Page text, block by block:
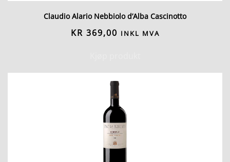
Claudio Alario Nebbiolo d’Alba Cascinotto
KR 369,00 INKL MVA